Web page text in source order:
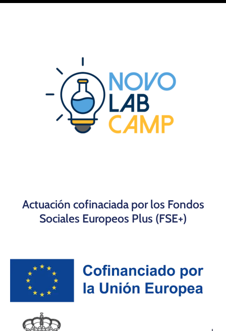
Actuación cofinaciada por los Fondos
Sociales Europeos Plus (FSE+)